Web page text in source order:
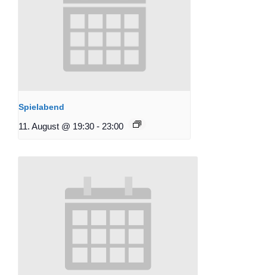
Spielabend
11. August @ 19:30 - 23:00